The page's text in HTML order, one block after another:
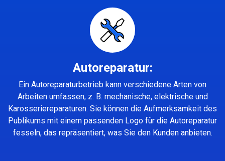
Autoreparatur:
Ein Autoreparaturbetrieb kann verschiedene Arten von
Arbeiten umfassen, z. B. mechanische, elektrische und
Karosseriereparaturen. Sie können die Aufmerksamkeit des
Publikums mit einem passenden Logo für die Autoreparatur
fesseln, das repräsentiert, was Sie den Kunden anbieten.